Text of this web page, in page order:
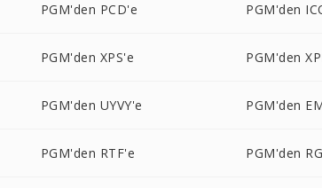
PGM'den PCD'e PGM'den
PGM'den XPS'e PGM'den
PGM'den UYVY'e PGM'den
PGM'den RTF'e PGM'den